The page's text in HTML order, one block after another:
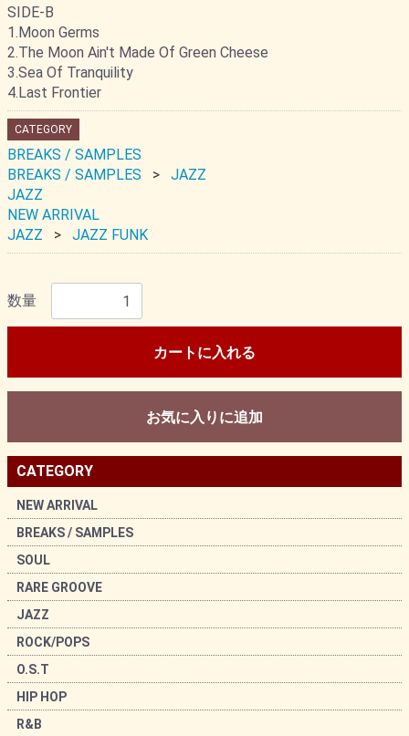
CATEGORY
NEW ARRIVAL
BREAKS / SAMPLES
SOUL
RARE GROOVE
JAZZ
ROCK/POPS
O.S.T
HIP HOP
R&B
SIDE-B
1.Moon Germs
2.The Moon Ain't Made Of Green Cheese
3.Sea Of Tranquility
4.Last Frontier
CATEGORY
BREAKS / SAMPLES
BREAKS / SAMPLES
JAZZ
JAZZ
NEW ARRIVAL
JAZZ
JAZZ FUNK
数量
カートに入れる
お気に入りに追加